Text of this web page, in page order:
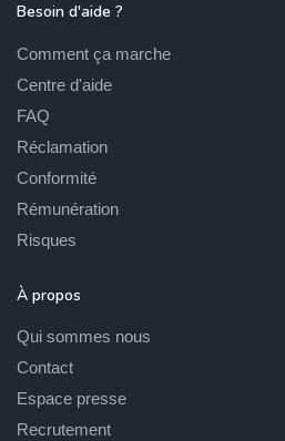
Besoin d'aide ?
Comment ça marche
Centre d'aide
FAQ
Réclamation
Conformité
Rémunération
Risques
À propos
Qui sommes nous
Contact
Espace presse
Recrutement